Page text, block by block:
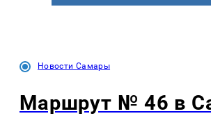
Новости Самары
Маршрут № 46 в